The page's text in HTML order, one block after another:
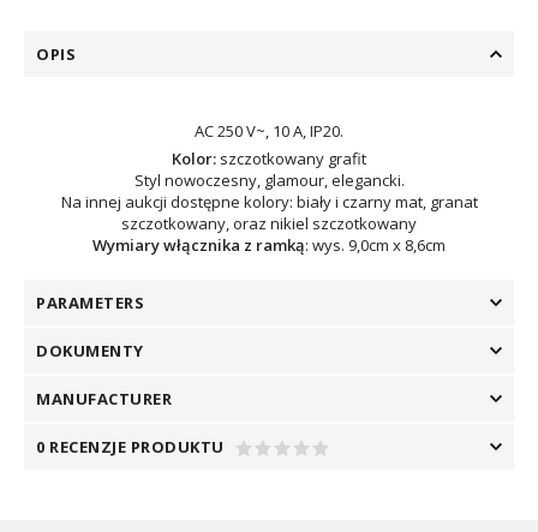
OPIS
AC 250 V~, 10 A, IP20.
Kolor: szczotkowany grafit
Styl nowoczesny, glamour, elegancki.
Na innej aukcji dostępne kolory: biały i czarny mat, granat
szczotkowany, oraz nikiel szczotkowany
Wymiary włącznika z ramką: wys. 9,0cm x 8,6cm
PARAMETERS
DOKUMENTY
MANUFACTURER
0 RECENZJE PRODUKTU